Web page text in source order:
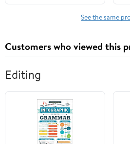
See the same
Customers who viewed this
Editing